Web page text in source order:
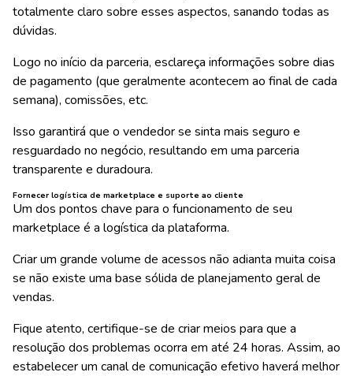
totalmente claro sobre esses aspectos, sanando todas as
dúvidas.
Logo no início da parceria, esclareça informações sobre dias
de pagamento (que geralmente acontecem ao final de cada
semana), comissões, etc.
Isso garantirá que o vendedor se sinta mais seguro e
resguardado no negócio, resultando em uma parceria
transparente e duradoura.
Fornecer logística de marketplace e suporte ao cliente
Um dos pontos chave para o funcionamento de seu
marketplace é a logística da plataforma.
Criar um grande volume de acessos não adianta muita coisa
se não existe uma base sólida de planejamento geral de
vendas.
Fique atento, certifique-se de criar meios para que a
resolução dos problemas ocorra em até 24 horas. Assim, ao
estabelecer um canal de comunicação efetivo haverá melhor